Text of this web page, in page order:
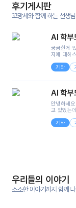
후기게시판
꼬망세와 함께 하는 선생
AI 학부
궁금한게
지에 대해
려니 어려
피티나
정보를 제
으셔서 고
면..)그리
좋은거 같
말 어려워
쓸 때도 좀
기타
AI 학부
안녕하세
고 있었는
님 응대에
겪은 일과
을 많이 하
안심시킬
입니다.학
성 있는
기타
우리들의 이야기
소소한 이야기까지 함께